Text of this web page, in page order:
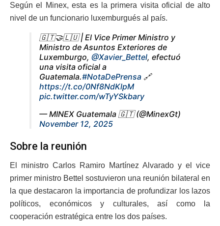
Según el Minex, esta es la primera visita oficial de alto
nivel de un funcionario luxemburgués al país.
🇬🇹🤝🇱🇺 | El Vice Primer Ministro y
Ministro de Asuntos Exteriores de
Luxemburgo, @Xavier_Bettel, efectuó
una visita oficial a
Guatemala.#NotaDePrensa 🔗
https://t.co/0Nf8NdKlpM
pic.twitter.com/wTyYSkbary
— MINEX Guatemala 🇬🇹 (@MinexGt)
November 12, 2025
Sobre la reunión
El ministro Carlos Ramiro Martínez Alvarado y el vice
primer ministro Bettel sostuvieron una reunión bilateral en
la que destacaron la importancia de profundizar los lazos
políticos, económicos y culturales, así como la
cooperación estratégica entre los dos países.